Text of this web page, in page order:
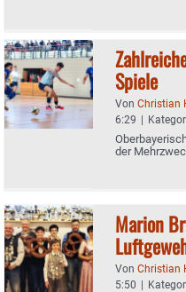
Spiele
Von Christian
6:29 |
der
Marion
Von Christian
5:50 |